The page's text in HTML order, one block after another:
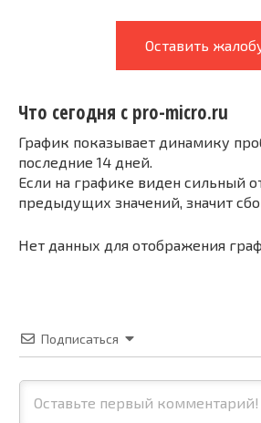
Оставить
Что сегодня с pro-micro.ru
График показывает динамику
последние 14 дней.
Если на графике виден сильный
предыдущих значений, значит
Нет данных для отображения
Подписаться